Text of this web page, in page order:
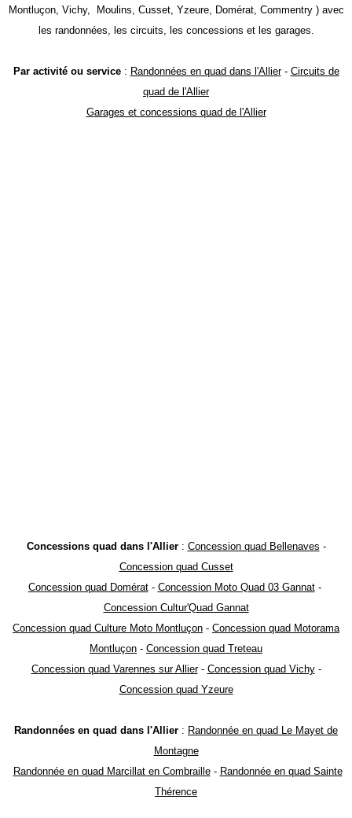
Montluçon, Vichy, Moulins, Cusset, Yzeure, Domérat, Commentry ) avec
les randonnées, les circuits, les concessions et les garages.
Par activité ou service: Randonnées en quad dans l'Allier- Circuits de
quad de l'Allier
Garages et concessions quad de l'Allier
Concessions quad dans l'Allier: Concession quad Bellenaves -
Concession quad Cusset
Concession quad Domérat- Concession Moto Quad 03 Gannat-
Concession Cultur'Quad Gannat
Concession quad Culture Moto Montluçon - Concession quad Motorama
Montluçon - Concession quad Treteau
Concession quad Varennes sur Allier- Concession quad Vichy-
Concession quad Yzeure
Randonnées en quad dans l'Allier : Randonnée en quad Le Mayet de
Montagne
Randonnée en quad Marcillat en Combraille- Randonnée en quad Sainte
Thérence